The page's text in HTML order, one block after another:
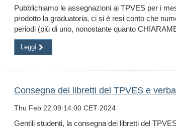
Pubblichiamo le assegnazioni ai TPVES per i
prodotto la graduatoria, ci si è resi conto che
periodi (più di uno, nonostante quanto
Leggi
Consegna dei libretti del TPVES e
Thu Feb 22 09:14:00 CET 2024
Gentili studenti, la consegna dei libretti del